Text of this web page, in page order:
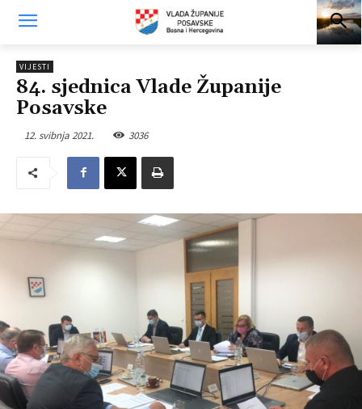
VIJESTI
84. sjednica Vlade Županije
Posavske
12. svibnja 2021. 3036